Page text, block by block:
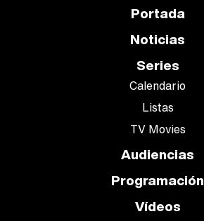
Portada
Noticias
Series
Calendario
Listas
TV Movies
Audiencias
Programación
Vídeos